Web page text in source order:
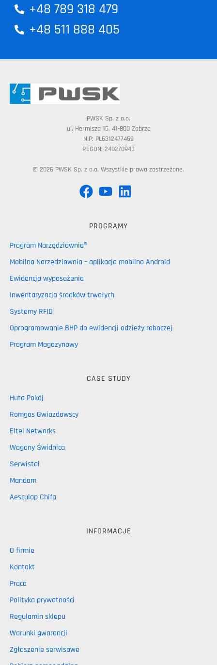
+48 789 318 479
+48 511 888 405
PWSK Sp. z o.o.
ul. Hermisza 15, 41-800 Zabrze
NIP: PL6312477459
REGON: 240270943
© 2026 PWSK Sp. z o.o. Wszystkie prawa zastrzeżone.
PROGRAMY
Program Narzędziownia®
Mobilna Narzędziownia – aplikacja mobilna Android
Ewidencja wyposażenia
Inwentaryzacja środków trwałych
Systemy RFID
Oprogramowanie BHP do ewidencji odzieży roboczej
Program Magazynowy
CASE STUDY
Huta Pokój
Romgos Gwiazdowscy
Eltel Networks
Wagony Świdnica
Serwistal
Mandam
Aesculap Chifa
INFORMACJE
O firmie
Kontakt
Praca
Polityka prywatności
Regulamin sklepu
Warunki gwarancji
Zgłoszenie serwisowe